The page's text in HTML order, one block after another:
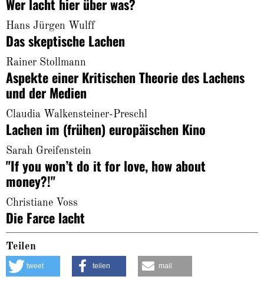
Wer lacht hier über was?
Hans Jürgen Wulff
Das skeptische Lachen
Rainer Stollmann
Aspekte einer Kritischen Theorie des Lachens
und der Medien
Claudia Walkensteiner-Preschl
Lachen im (frühen) europäischen Kino
Sarah Greifenstein
"If you won’t do it for love, how about
money?!"
Christiane Voss
Die Farce lacht
Teilen
tweet teilen mail